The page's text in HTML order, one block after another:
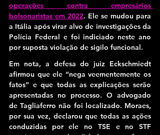
operações contra empresários
bolsonaristas em 2022. Ele se mudou para
a Itália após virar alvo de investigações da
Polícia Federal e foi indiciado neste ano
por suposta violação de sigilo funcional.
Em nota, a defesa do juiz Eckschmiedt
afirmou que ele “nega veementemente os
fatos” e que todas as explicações serão
apresentadas no processo. O advogado
de Tagliaferro não foi localizado. Moraes,
por sua vez, declarou que todas as ações
conduzidas por ele no TSE e no STF